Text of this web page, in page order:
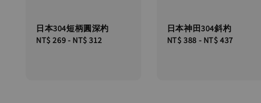
日本304短柄圓深杓
Regular
NT$ 269- NT$ 312
日本神田304斜杓
Regular
NT$ 388 - NT$ 437